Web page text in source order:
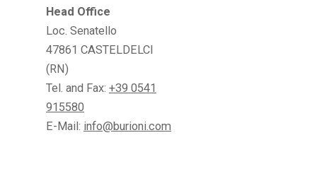
Head Office
Loc. Senatello
47861 CASTELDELCI
(RN)
Tel. and Fax: +39 0541
915580
E-Mail: info@burioni.com